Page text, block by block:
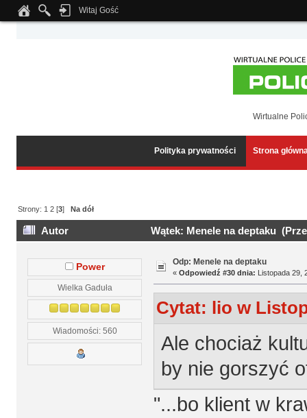
Notice: Undefined index: tapatalk_body_hook in
Witaj Gość
Wirtualne
Polityka prywatności Strona
Strony: 1 2 [3]Na dół
Autor Wątek: Menele na deptaku
Power
Wielka Gaduła
Wiadomości: 560
Odp: Menele na deptaku
« Odpowiedź #30 dnia: Listopada 29,
Cytat: lio w
Ale chociaż
by nie gorszyć
"...bo klient w